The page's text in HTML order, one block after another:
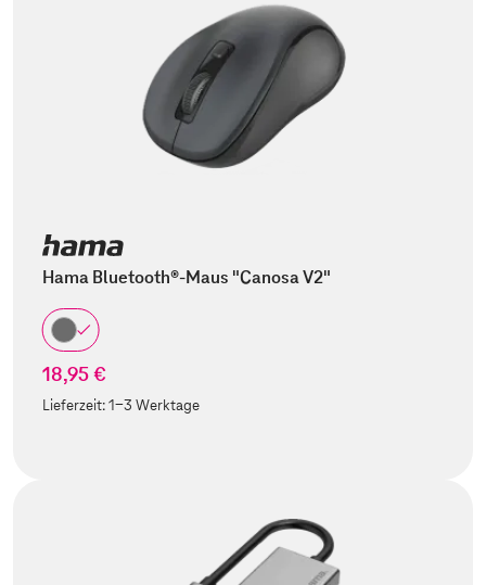
Hama Bluetooth®-Maus "Canosa V2"
18,95 €
Lieferzeit:1-3 Werktage